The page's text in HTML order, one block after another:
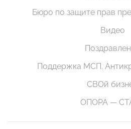
Бюро по защите прав
Видео
Поддержка МСП.
СВОй
ОПОРА —